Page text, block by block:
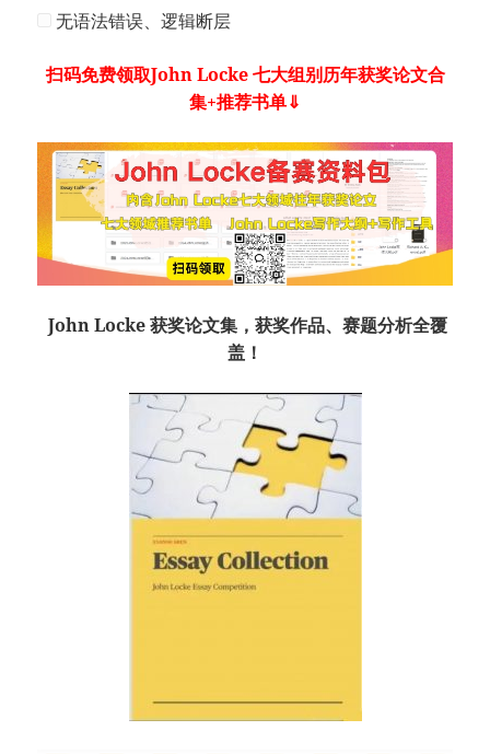
无语法错误、逻辑断层
扫码免费领取John Locke 七大组别历年获奖论文合
集+推荐书单⇓
John Locke 获奖论文集，获奖作品、赛题分析全覆
盖！